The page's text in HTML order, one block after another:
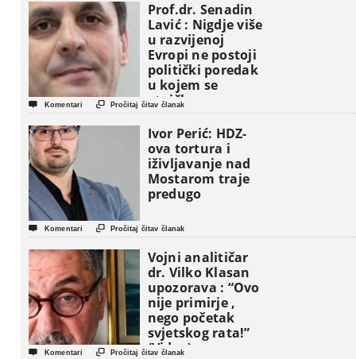
Prof.dr. Senadin
Lavić : Nigdje više
u razvijenoj
Evropi ne postoji
politički poredak
u kojem se
etničke grupe
pojavljuju kao
osnovne
političke jedinice
 Komentari  Pročitaj čitav članak
Ivor Perić: HDZ-
ova tortura i
iživljavanje nad
Mostarom traje
predugo
 Komentari  Pročitaj čitav članak
Vojni analitičar
dr. Vilko Klasan
upozorava : “Ovo
nije primirje ,
nego početak
svjetskog rata!”
(Video)
 Komentari  Pročitaj čitav članak